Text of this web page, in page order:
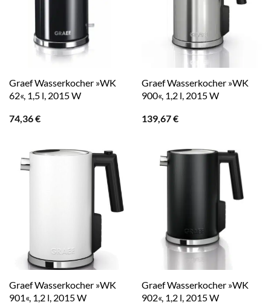
Graef Wasserkocher »WK
62«, 1,5 l, 2015 W
74,36€
Graef Wasserkocher »WK
900«, 1,2 l, 2015 W
139,67€
Graef Wasserkocher »WK
901«, 1,2 l, 2015 W
Graef Wasserkocher »WK
902«, 1,2 l, 2015 W